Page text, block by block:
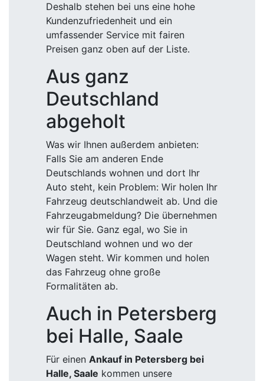
Deshalb stehen bei uns eine hohe
Kundenzufriedenheit und ein
umfassender Service mit fairen
Preisen ganz oben auf der Liste.
Aus ganz
Deutschland
abgeholt
Was wir Ihnen außerdem anbieten:
Falls Sie am anderen Ende
Deutschlands wohnen und dort Ihr
Auto steht, kein Problem: Wir holen Ihr
Fahrzeug deutschlandweit ab. Und die
Fahrzeugabmeldung? Die übernehmen
wir für Sie. Ganz egal, wo Sie in
Deutschland wohnen und wo der
Wagen steht. Wir kommen und holen
das Fahrzeug ohne große
Formalitäten ab.
Auch in Petersberg
bei Halle, Saale
Für einen Ankauf in Petersberg bei
Halle, Saale kommen unsere